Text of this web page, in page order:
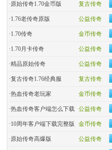
复古传奇
·原始传奇1.70金币版
公益传奇
·1.76老传奇原版
金币传奇
·1.70传奇
公益传奇
·1.70月卡传奇
公益传奇
·精品原始传奇
复古传奇
·复古传奇1.76经典服
金币传奇
·热血传奇老玩家
公益传奇
·热血传奇客户端怎么下载
金币传奇
·10周年客户端下载完整版
公益传奇
·原始传奇高爆版